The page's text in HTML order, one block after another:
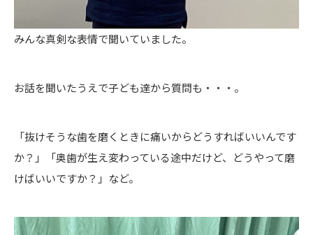
みんな真剣な表情で聞いていました。
お話を聞いたうえで子ども達から質問も・・・。
「抜けそうな歯を磨くときに痛いからどうすればいいんです
か？」「奥歯が生え変わっている途中だけど、どうやって磨
けばいいですか？」など。